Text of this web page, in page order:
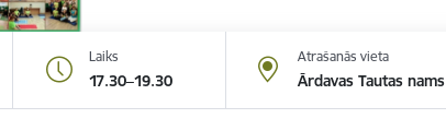
Laiks
17.30–19.30
Atrašanās vieta
Ārdavas Tautas nams